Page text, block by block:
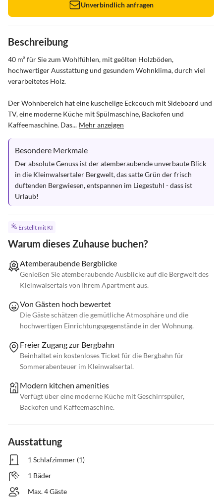
Unverbindlich anfragen
Beschreibung
40 m² für Sie zum Wohlfühlen, mit geölten Holzböden,
hochwertiger Ausstattung und gesundem Wohnklima, durch viel
verarbeitetes Holz.
Der Wohnbereich hat eine kuschelige Eckcouch mit Sideboard und
TV, eine moderne Küche mit Spülmaschine, Backofen und
Kaffeemaschine. Das... Mehr anzeigen
Besondere Merkmale
Der absolute Genuss ist der atemberaubende unverbaute Blick
in die Kleinwalsertaler Bergwelt, das satte Grün der frisch
duftenden Bergwiesen, entspannen im Liegestuhl - dass ist
Urlaub!
Erstellt mit KI
Warum dieses Zuhause buchen?
Atemberaubende Bergblicke
Genießen Sie atemberaubende Ausblicke auf die Bergwelt des
Kleinwalsertals von Ihrem Apartment aus.
Von Gästen hoch bewertet
Die Gäste schätzen die gemütliche Atmosphäre und die
hochwertigen Einrichtungsgegenstände in der Wohnung.
Freier Zugang zur Bergbahn
Beinhaltet ein kostenloses Ticket für die Bergbahn für
Sommerabenteuer im Kleinwalsertal.
Modern kitchen amenities
Verfügt über eine moderne Küche mit Geschirrspüler,
Backofen und Kaffeemaschine.
Ausstattung
1 Schlafzimmer (1)
1 Bäder
Max. 4 Gäste